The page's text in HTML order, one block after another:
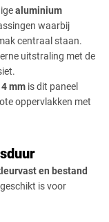
aluminium
waarbij
centraal staan.
uitstraling met de
mm is dit paneel
oppervlakken met
en bestand
is voor